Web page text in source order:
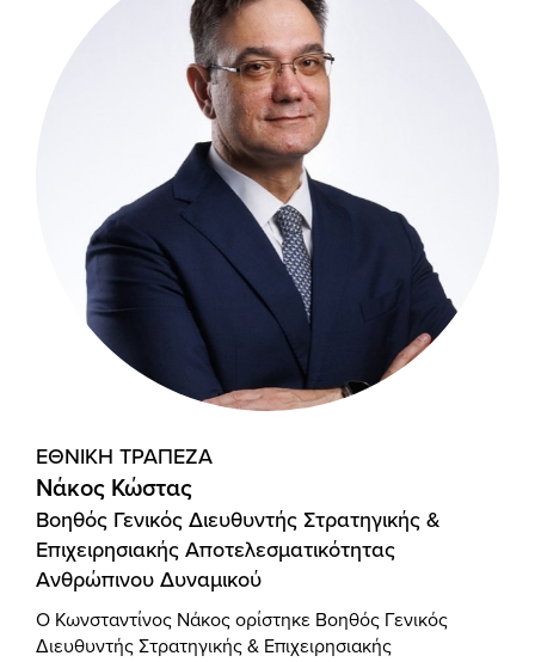
ΕΘΝΙΚΗ ΤΡΑΠΕΖΑ
Νάκος Κώστας
Βοηθός Γενικός Διευθυντής Στρατηγικής &
Επιχειρησιακής Αποτελεσματικότητας
Ανθρώπινου Δυναμικού
Ο Κωνσταντίνος Νάκος ορίστηκε Βοηθός Γενικός
Διευθυντής Στρατηγικής & Επιχειρησιακής